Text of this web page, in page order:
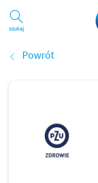
Szukaj
Powrót